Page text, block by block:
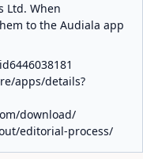
Ltd. When
to the Audiala app
apps/details?
download/
editorial-process/